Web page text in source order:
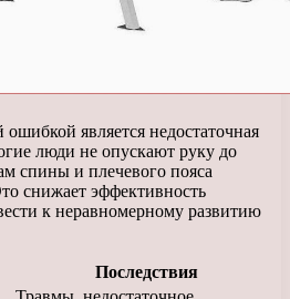
является недостаточная
люди не опускают руку до
спины и плечевого пояса
снижает эффективность
к неравномерному развитию
Последствия